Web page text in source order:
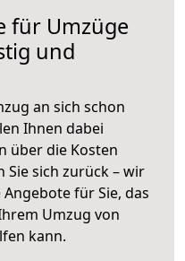
für Umzüge
und
an sich schon
Ihnen dabei
über die Kosten
Sie sich zurück – wir
für Sie, das
Umzug von
kann.